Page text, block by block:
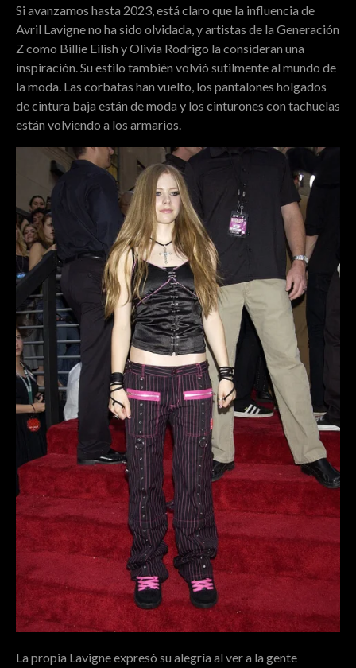
Si avanzamos hasta 2023, está claro que la influencia de
Avril Lavigne no ha sido olvidada, y artistas de la Generación
Z como Billie Eilish y Olivia Rodrigo la consideran una
inspiración. Su estilo también volvió sutilmente al mundo de
la moda. Las corbatas han vuelto, los pantalones holgados
de cintura baja están de moda y los cinturones con tachuelas
están volviendo a los armarios.
La propia Lavigne expresó su alegría al ver a la gente